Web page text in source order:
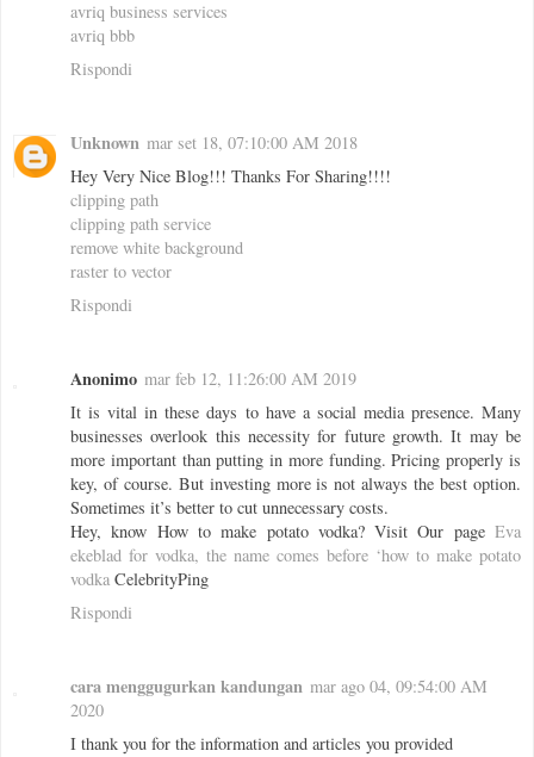
avriq business services
avriq bbb
Rispondi
Unknown mar set 18, 07:10:00 AM 2018
Hey Very Nice Blog!!! Thanks For Sharing!!!!
clipping path
clipping path service
remove white background
raster to vector
Rispondi
Anonimo mar feb 12, 11:26:00 AM 2019
It is vital in these days to have a social media presence. Many
businesses overlook this necessity for future growth. It may be
more important than putting in more funding. Pricing properly is
key, of course. But investing more is not always the best option.
Sometimes it’s better to cut unnecessary costs.
Hey, know How to make potato vodka? Visit Our page Eva
ekeblad for vodka, the name comes before ‘how to make potato
vodka CelebrityPing
Rispondi
cara menggugurkan kandungan mar ago 04, 09:54:00 AM
2020
I thank you for the information and articles you provided